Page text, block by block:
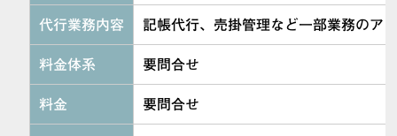
代行業務内容 記帳代行、売掛管理など一部業務のア
料金体系 要問合せ
料金 要問合せ